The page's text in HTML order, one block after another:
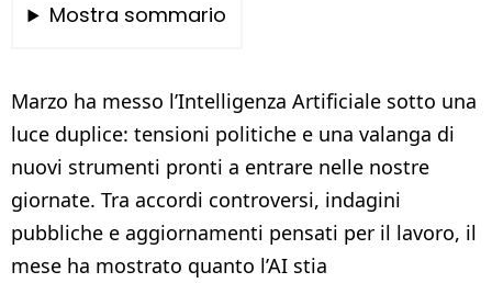
Mostra sommario
Marzo ha messo l’Intelligenza Artificiale sotto una
luce duplice: tensioni politiche e una valanga di
nuovi strumenti pronti a entrare nelle nostre
giornate. Tra accordi controversi, indagini
pubbliche e aggiornamenti pensati per il lavoro, il
mese ha mostrato quanto l’AI stia